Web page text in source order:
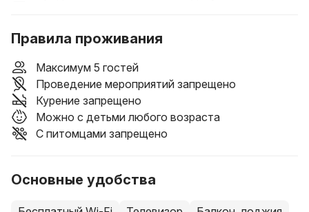
Правила проживания
Максимум 5 гостей
Проведение мероприятий запрещено
Курение запрещено
Можно с детьми любого возраста
С питомцами запрещено
Основные удобства